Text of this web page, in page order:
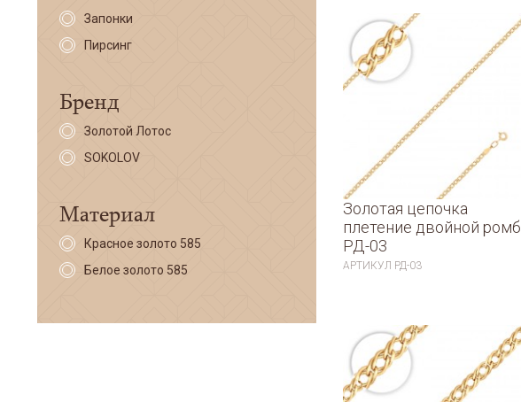
Запонки
Пирсинг
Бренд
Золотой Лотос
SOKOLOV
Материал
Красное золото 585
Белое золото 585
Золотая цепочка
плетение двойной ромб
РД-03
АРТИКУЛ РД-03